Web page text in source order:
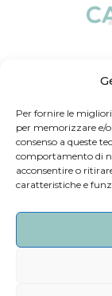
Per fornire le
per memorizzare e/
consenso a queste
comportamento di
acconsentire o
caratteristiche e
Via